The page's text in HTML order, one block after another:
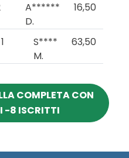
A******
D.
16,50
1
S****
M.
63,50
COMPLETA CON
-8 ISCRITTI